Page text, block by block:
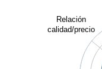
Relación
calidad/precio